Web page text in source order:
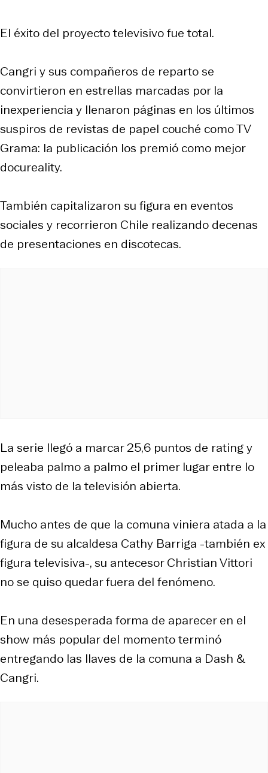
El éxito del proyecto televisivo fue total.
Cangri y sus compañeros de reparto se
convirtieron en estrellas marcadas por la
inexperiencia y llenaron páginas en los últimos
suspiros de revistas de papel couché como TV
Grama: la publicación los premió como mejor
docureality.
También capitalizaron su figura en eventos
sociales y recorrieron Chile realizando decenas
de presentaciones en discotecas.
La serie llegó a marcar 25,6 puntos de rating y
peleaba palmo a palmo el primer lugar entre lo
más visto de la televisión abierta.
Mucho antes de que la comuna viniera atada a la
figura de su alcaldesa Cathy Barriga -también ex
figura televisiva-, su antecesor Christian Vittori
no se quiso quedar fuera del fenómeno.
En una desesperada forma de aparecer en el
show más popular del momento terminó
entregando las llaves de la comuna a Dash &
Cangri.